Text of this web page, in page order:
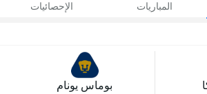
المباريات الإحصائيات
بوماس يونام